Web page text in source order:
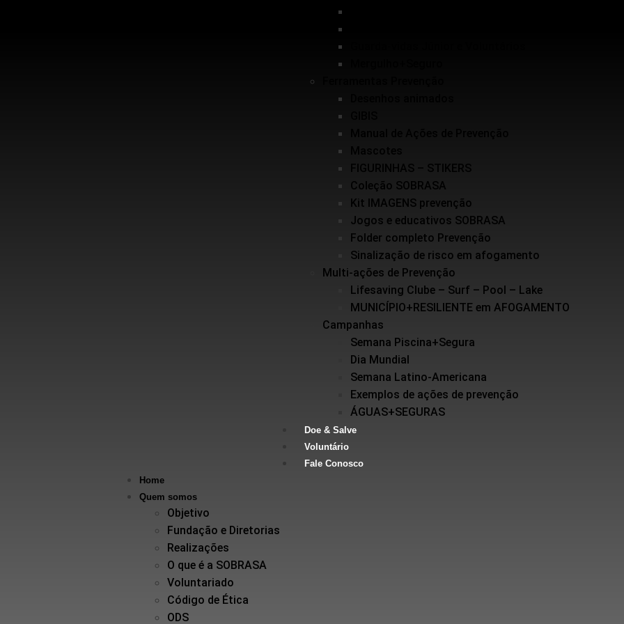
FIGURINHAS – STIKERS
Coleção SOBRASA
Kit IMAGENS prevenção
Jogos e educativos SOBRASA
Folder completo Prevenção
Sinalização de risco em afogamento
Multi-ações de Prevenção
Lifesaving Clube – Surf – Pool – Lake
MUNICÍPIO+RESILIENTE em AFOGAMENTO
Campanhas
Semana Piscina+Segura
Dia Mundial
Semana Latino-Americana
Exemplos de ações de prevenção
ÁGUAS+SEGURAS
Doe & Salve
Voluntário
Fale Conosco
Home
Quem somos
Objetivo
Fundação e Diretorias
Realizações
O que é a SOBRASA
Voluntariado
Código de Ética
ODS